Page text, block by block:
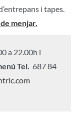
i tapes.
menjar.
a 22.00h i
Tel. 687 84